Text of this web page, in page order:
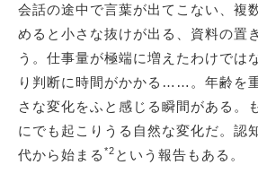
会話の途中で言葉が出てこない、複
めると小さな抜けが出る、資料の置
う。仕事量が極端に増えたわけでは
り判断に時間がかかる……。年齢を
さな変化をふと感じる瞬間がある。
にでも起こりうる自然な変化だ。認
代から始まる *2 という報告もある。